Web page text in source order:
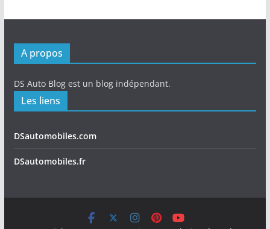
A propos
DS Auto Blog est un blog indépendant.
Les liens
DSautomobiles.com
DSautomobiles.fr